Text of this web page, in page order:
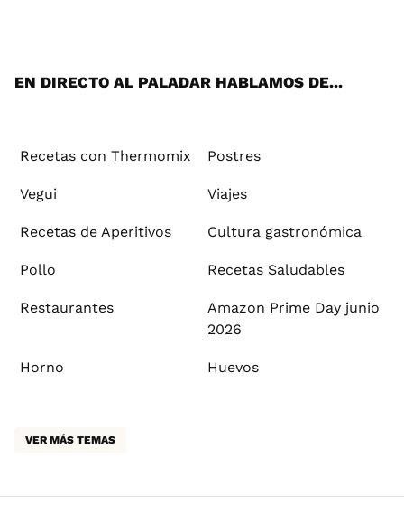
EN DIRECTO AL PALADAR HABLAMOS DE...
Recetas con Thermomix Postres
Vegui Viajes
Recetas de Aperitivos Cultura gastronómica
Pollo Recetas Saludables
Restaurantes
Amazon Prime Day junio
2026
Horno Huevos
VER MÁS TEMAS